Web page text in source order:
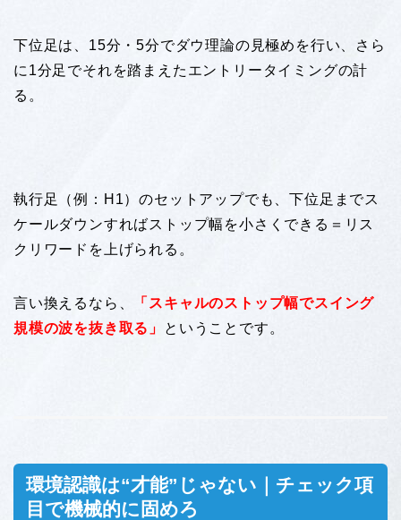
下位足は、15分・5分でダウ理論の見極めを行い、さら
に1分足でそれを踏まえたエントリータイミングの計
る。
執行足（例：H1）のセットアップでも、下位足までス
ケールダウンすればストップ幅を小さくできる＝リス
クリワードを上げられる。
言い換えるなら、
「スキャルのストップ幅でスイング
規模の波を抜き取る」
ということです。
環境認識は“才能”じゃない｜チェック項
目で機械的に固めろ